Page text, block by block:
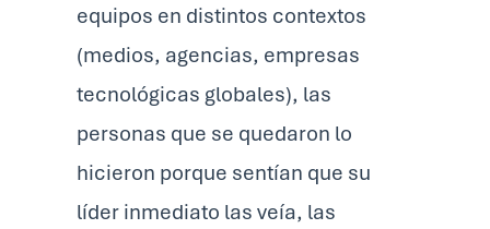
equipos en distintos contextos
(medios, agencias, empresas
tecnológicas globales), las
personas que se quedaron lo
hicieron porque sentían que su
líder inmediato las veía, las